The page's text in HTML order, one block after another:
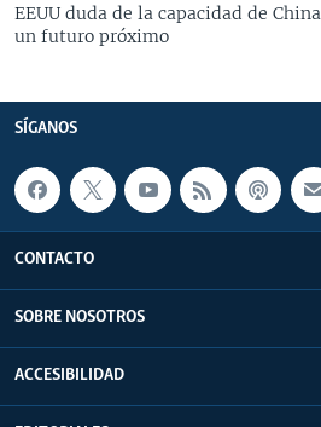
EEUU duda de la capacidad de
un futuro próximo
SÍGANOS
CONTACTO
SOBRE NOSOTROS
ACCESIBILIDAD